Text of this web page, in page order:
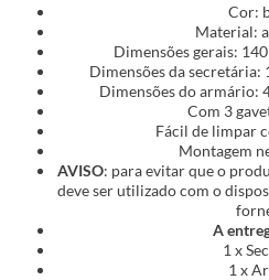
Cor:
Material:
Dimensões gerais:
Dimensões da secretária:
Dimensões do armário:
Com 3
Fácil de limpar
Montagem
AVISO: para evitar que o
deve ser utilizado com o
A
1 x
1 x